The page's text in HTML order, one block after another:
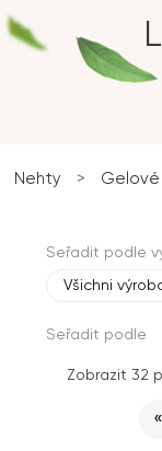
Nehty >
Seřadit podle
Všichni
Seřadit podle
Zobrazit 32
«